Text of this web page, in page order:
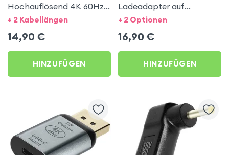
Hochauflösend 4K 60Hz,
1m, Schwarz
+ 2 Kabellängen
14,90 €
HINZUFÜGEN
Ladeadapter auf
quadratischen Stecker,
+ 2 Optionen
16,90 €
HINZUFÜGEN